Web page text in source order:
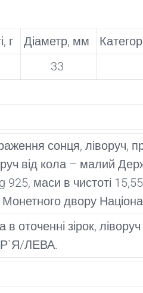
г Діаметр, мм
33
сонця, ліворуч,
від кола – малий
925, маси в чистоті
двору
зірок,
ЛЕВА.